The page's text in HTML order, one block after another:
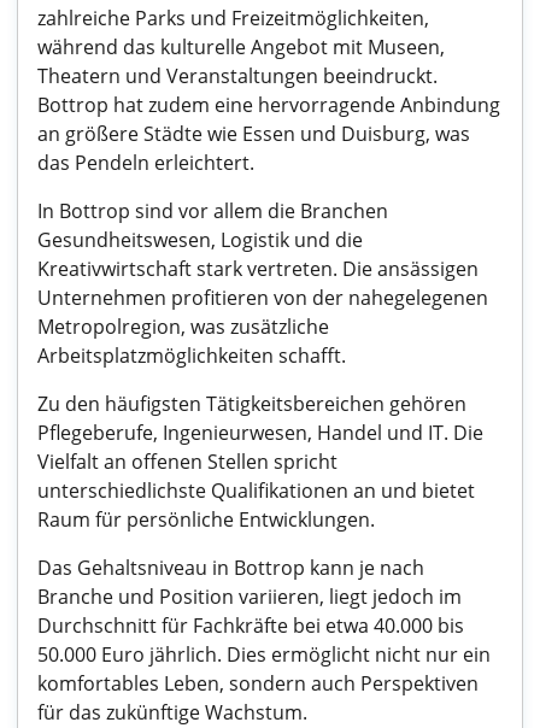
zahlreiche Parks und Freizeitmöglichkeiten,
während das kulturelle Angebot mit Museen,
Theatern und Veranstaltungen beeindruckt.
Bottrop hat zudem eine hervorragende Anbindung
an größere Städte wie Essen und Duisburg, was
das Pendeln erleichtert.
In Bottrop sind vor allem die Branchen
Gesundheitswesen, Logistik und die
Kreativwirtschaft stark vertreten. Die ansässigen
Unternehmen profitieren von der nahegelegenen
Metropolregion, was zusätzliche
Arbeitsplatzmöglichkeiten schafft.
Zu den häufigsten Tätigkeitsbereichen gehören
Pflegeberufe, Ingenieurwesen, Handel und IT. Die
Vielfalt an offenen Stellen spricht
unterschiedlichste Qualifikationen an und bietet
Raum für persönliche Entwicklungen.
Das Gehaltsniveau in Bottrop kann je nach
Branche und Position variieren, liegt jedoch im
Durchschnitt für Fachkräfte bei etwa 40.000 bis
50.000 Euro jährlich. Dies ermöglicht nicht nur ein
komfortables Leben, sondern auch Perspektiven
für das zukünftige Wachstum.